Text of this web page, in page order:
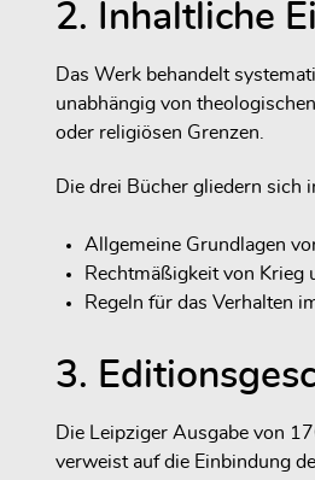
2. Inhaltliche
Das Werk behandelt
unabhängig von
oder religiösen Grenzen.
Die drei Bücher gliedern sich
Allgemeine Grundlagen
Rechtmäßigkeit von Krieg
Regeln für das Verhalten
3.
Die Leipziger Ausgabe von
verweist auf die Einbindung